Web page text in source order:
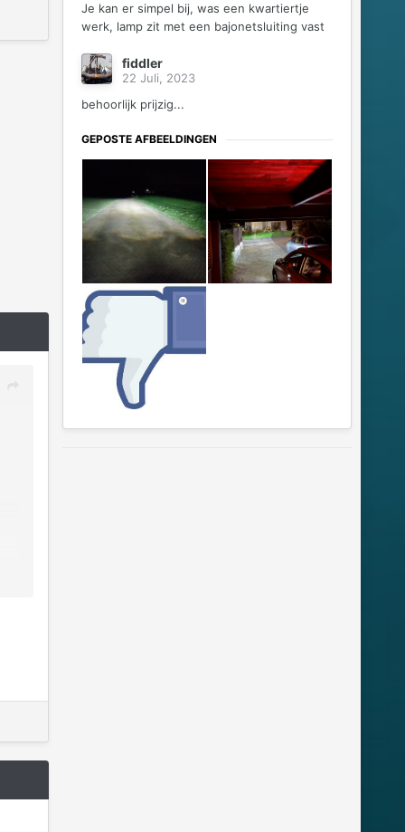
Je kan er simpel bij, was een kwartiertje
werk, lamp zit met een bajonetsluiting vast
fiddler
22 Juli, 2023
behoorlijk prijzig...
GEPOSTE AFBEELDINGEN